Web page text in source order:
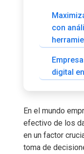
con
digital
En el mundo
efectivo de los
en un factor
toma de